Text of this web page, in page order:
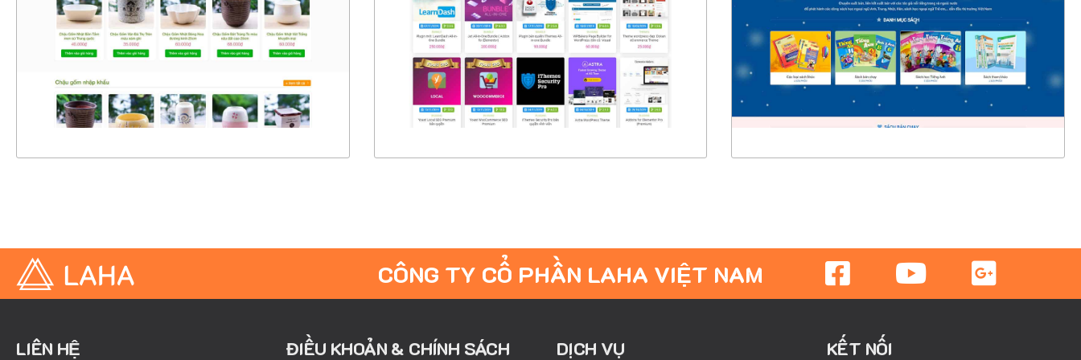
CHI TIẾT
XEM THỰC TẾ
CHI TIẾT
XEM THỰC TẾ
CHI TIẾT
XEM THỰC TẾ
CÔNG TY CỔ PHẦN LAHA VIỆT NAM
LIÊN HỆ ĐIỀU KHOẢN & CHÍNH SÁCH DỊCH VỤ KẾT NỐI